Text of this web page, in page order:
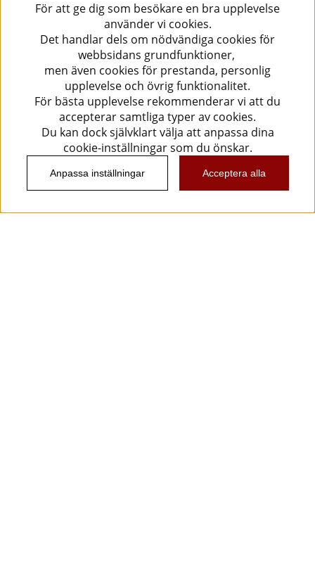
För att ge dig som besökare en bra upplevelse
använder vi cookies.
Det handlar dels om nödvändiga cookies för
webbsidans grundfunktioner,
men även cookies för prestanda, personlig
upplevelse och övrig funktionalitet.
För bästa upplevelse rekommenderar vi att du
accepterar samtliga typer av cookies.
Du kan dock självklart välja att anpassa dina
cookie-inställningar som du önskar.
Anpassa inställningar Acceptera alla